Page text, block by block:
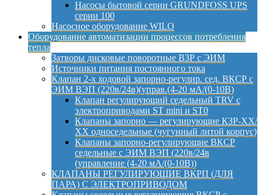
Насосы бытовой серии GRUNDFOSS UPS
серии 100
Насосное оборудование WILO
Оборудование автоматизации процессов потребления
тепла
Затворы дисковые поворотные ВЗР с ЭИМ
Источники питания постоянного тока
Клапан 2-х ходовой запорно-регулир. сед. ВКСР с
ЭИМ ВЭП (220в/24в)(управ.(4-20 мА/(0-10В)
Клапан регулирующий седельный TRV с
электроприводами ST mini и ST0
Клапаны запорно — регулирующие КЗР-ХХ/
ХХ односедельные (чугунный литой корпус)
Клапаны запорно-регулирующие ВКСР
седельные с ЭИМ ВЭП (220в/24в
(управление (4-20 мА/(0-10В))
КЛАПАНЫ РЕГУЛИРУЮЩИЕ ВКРП (ДЛЯ
ПАРА) С ЭЛЕКТРОПРИВОДОМ